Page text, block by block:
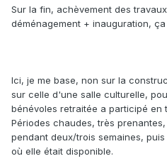
Sur la fin, achèvement des
déménagement + inauguration,
Ici, je me base, non sur la
sur celle d'une salle culturelle,
bénévoles retraitée a participé
Périodes chaudes, très
pendant deux/trois semaines,
où elle était disponible.